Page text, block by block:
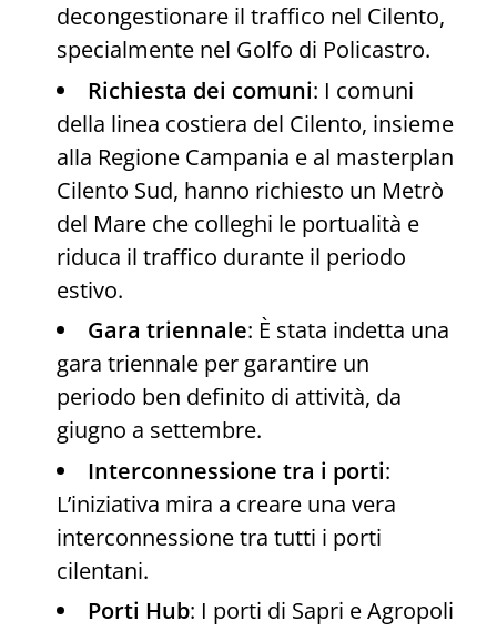
decongestionare il traffico nel Cilento,
specialmente nel Golfo di Policastro.
Richiesta dei comuni: I comuni
della linea costiera del Cilento, insieme
alla Regione Campania e al masterplan
Cilento Sud, hanno richiesto un Metrò
del Mare che colleghi le portualità e
riduca il traffico durante il periodo
estivo.
Gara triennale: È stata indetta una
gara triennale per garantire un
periodo ben definito di attività, da
giugno a settembre.
Interconnessione tra i porti:
L’iniziativa mira a creare una vera
interconnessione tra tutti i porti
cilentani.
Porti Hub: I porti di Sapri e Agropoli